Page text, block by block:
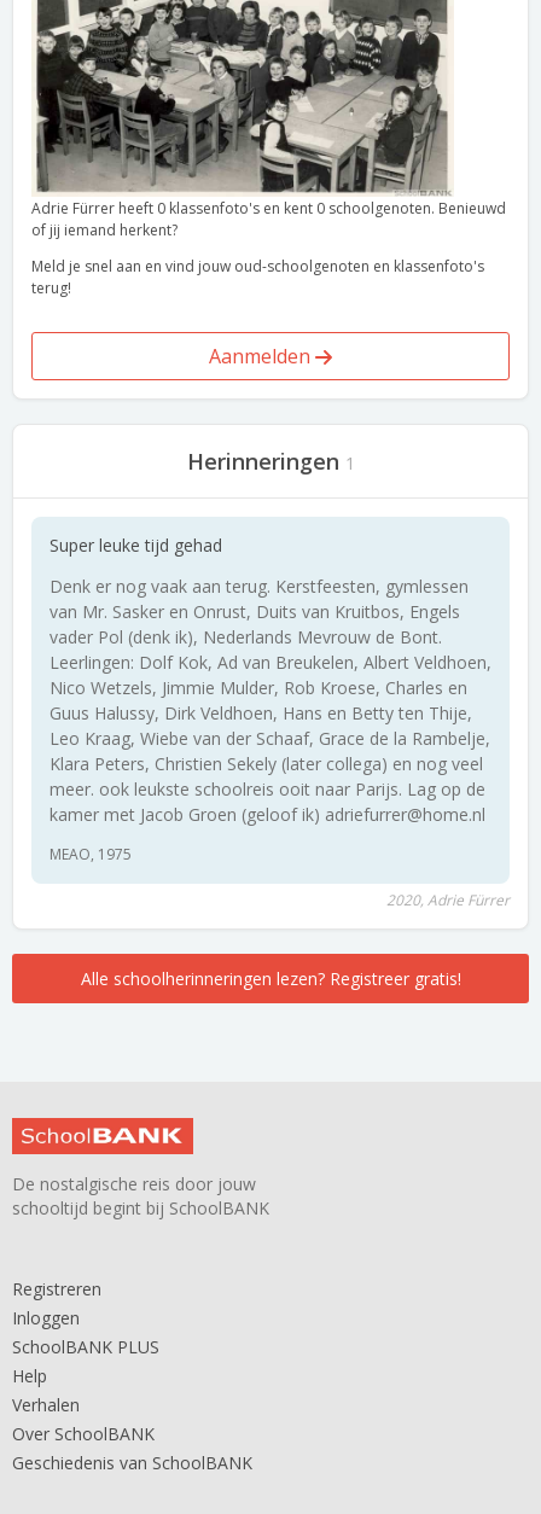
Adrie Fürrer heeft 0 klassenfoto's en kent 0 schoolgenoten. Benieuwd
of jij iemand herkent?
Meld je snel aan en vind jouw oud-schoolgenoten en klassenfoto's
terug!
Aanmelden
Herinneringen 1
Super leuke tijd gehad
Denk er nog vaak aan terug. Kerstfeesten, gymlessen
van Mr. Sasker en Onrust, Duits van Kruitbos, Engels
vader Pol (denk ik), Nederlands Mevrouw de Bont.
Leerlingen: Dolf Kok, Ad van Breukelen, Albert Veldhoen,
Nico Wetzels, Jimmie Mulder, Rob Kroese, Charles en
Guus Halussy, Dirk Veldhoen, Hans en Betty ten Thije,
Leo Kraag, Wiebe van der Schaaf, Grace de la Rambelje,
Klara Peters, Christien Sekely (later collega) en nog veel
meer. ook leukste schoolreis ooit naar Parijs. Lag op de
kamer met Jacob Groen (geloof ik) adriefurrer@home.nl
MEAO, 1975
2020, Adrie Fürrer
Alle schoolherinneringen lezen? Registreer gratis!
De nostalgische reis door jouw
schooltijd begint bij SchoolBANK
Registreren
Inloggen
SchoolBANK PLUS
Help
Verhalen
Over SchoolBANK
Geschiedenis van SchoolBANK